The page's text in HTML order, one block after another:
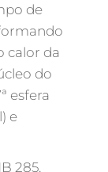
de
calor da
do
esfera
e
285.